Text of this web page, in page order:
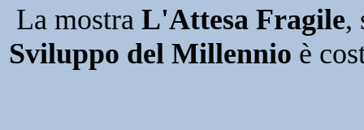
La mostra L'Attesa Fragile,
Sviluppo del Millennio è